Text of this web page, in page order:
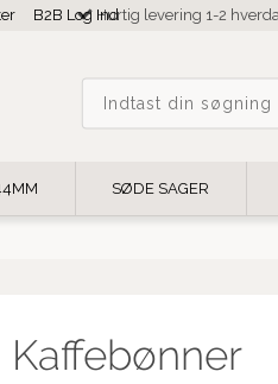
B2B Log IndHurtig levering 1-2
SØDE SAGER
Kaffebønner